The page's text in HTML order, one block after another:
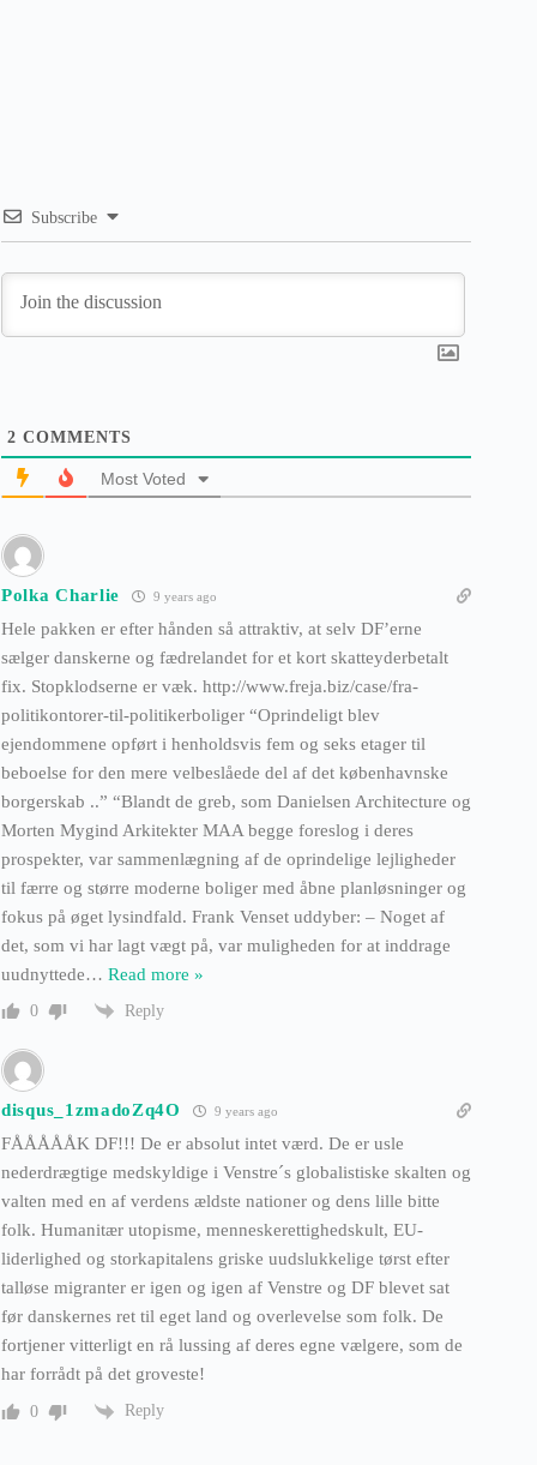
Subscribe
2 COMMENTS
Most Voted
Polka Charlie 9 years ago
Hele pakken er efter hånden så attraktiv, at selv DF’erne
sælger danskerne og fædrelandet for et kort skatteyderbetalt
fix. Stopklodserne er væk. http://www.freja.biz/case/fra-
politikontorer-til-politikerboliger “Oprindeligt blev
ejendommene opført i henholdsvis fem og seks etager til
beboelse for den mere velbeslåede del af det københavnske
borgerskab ..” “Blandt de greb, som Danielsen Architecture og
Morten Mygind Arkitekter MAA begge foreslog i deres
prospekter, var sammenlægning af de oprindelige lejligheder
til færre og større moderne boliger med åbne planløsninger og
fokus på øget lysindfald. Frank Venset uddyber: – Noget af
det, som vi har lagt vægt på, var muligheden for at inddrage
uudnyttede… Read more »
0 Reply
disqus_1zmadoZq4O 9 years ago
FÅÅÅÅÅK DF!!! De er absolut intet værd. De er usle
nederdrægtige medskyldige i Venstre´s globalistiske skalten og
valten med en af verdens ældste nationer og dens lille bitte
folk. Humanitær utopisme, menneskerettighedskult, EU-
liderlighed og storkapitalens griske uudslukkelige tørst efter
talløse migranter er igen og igen af Venstre og DF blevet sat
før danskernes ret til eget land og overlevelse som folk. De
fortjener vitterligt en rå lussing af deres egne vælgere, som de
har forrådt på det groveste!
0 Reply